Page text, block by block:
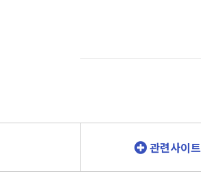
관련사이트